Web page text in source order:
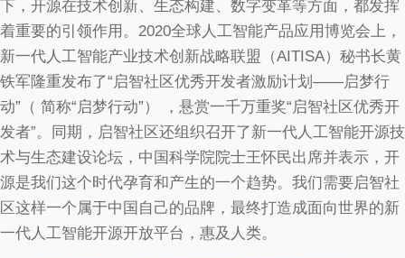
下，开源在技术创新、生态构建、数字变革等方面，都发挥
着重要的引领作用。2020全球人工智能产品应用博览会上，
新一代人工智能产业技术创新战略联盟（AITISA）秘书长黄
铁军隆重发布了“启智社区优秀开发者激励计划——启梦行
动”（ 简称“启梦行动”） ，悬赏一千万重奖“启智社区优秀开
发者”。同期，启智社区还组织召开了新一代人工智能开源技
术与生态建设论坛，中国科学院院士王怀民出席并表示，开
源是我们这个时代孕育和产生的一个趋势。我们需要启智社
区这样一个属于中国自己的品牌，最终打造成面向世界的新
一代人工智能开源开放平台，惠及人类。